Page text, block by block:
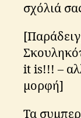
σχόλιά
it is!!! –
μορφή]
Τα